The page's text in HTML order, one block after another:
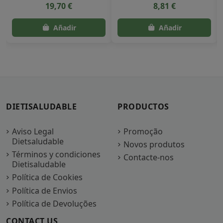
19,70 € 8,81 €
DIETISALUDABLE
Aviso Legal
Dietsaludable
Términos y condiciones
Dietisaludable
Política de Cookies
Política de Envios
Política de Devoluções
PRODUCTOS
Promoção
Novos produtos
Contacte-nos